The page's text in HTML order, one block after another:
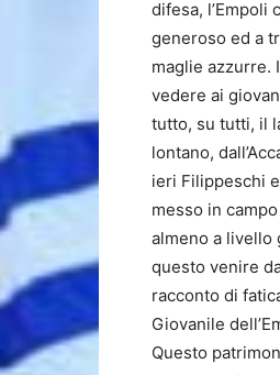
difesa,
generoso ed a
maglie azzurre.
vedere ai
tutto, su tutti, il
lontano,
ieri Filippeschi
messo in
almeno a livello
questo venire
racconto di
Giovanile
Questo